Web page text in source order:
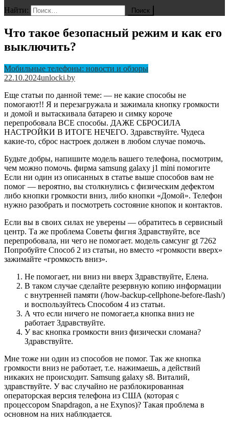
Найти:
Что такое безопасный режим и как его
выключить?
Мобильные телефоны: новости и обзоры
22.10.2024unlocki.by
Еще статьи по данной теме: — не какие способы не
помогают!! Я и перезагружала и зажимала кнопку громкости
и домой и вытаскивала батарею и симку короче
перепробовала ВСЕ способы. ДАЖЕ СБРОСИЛА
НАСТРОЙКИ В ИТОГЕ НЕЧЕГО. Здравствуйте. Чудеса
какие-то, сброс настроек должен в любом случае помочь.
Будьте добры, напишите модель вашего телефона, посмотрим,
чем можно помочь. фирма samsung galaxy j1 mini помогите
Если ни один из описанных в статье выше способов вам не
помог — вероятно, вы столкнулись с физическим дефектом
либо кнопки громкости вниз, либо кнопки «Домой». Телефон
нужно разобрать и посмотреть состояние кнопок и контактов.
Если вы в своих силах не уверены — обратитесь в сервисный
центр. Та же проблема Советы фигня Здравствуйте, все
перепробовала, ни чего не помогает. модель самсунг gt 7262
Попробуйте Способ 2 из статьи, но вместо «громкости вверх»
зажимайте «громкость вниз».
Не помогает, ни вниз ни вверх Здравствуйте, Елена.
В таком случае сделайте резервную копию информации
с внутренней памяти (/how-backup-cellphone-before-flash/)
и воспользуйтесь Способом 4 из статьи.
А что если ничего не помогает,а кнопка вниз не
работает Здравствуйте.
У вас кнопка громкости вниз физически сломана?
Здравствуйте.
Мне тоже ни один из способов не помог. Так же кнопка
громкости вниз не работает, т.е. нажимаешь, а действий
никаких не происходит. Samsung galaxy s8. Виталий,
здравствуйте. У вас случайно не разблокированная
операторская версия телефона из США (которая с
процессором Snapdragon, а не Exynos)? Такая проблема в
основном на них наблюдается.